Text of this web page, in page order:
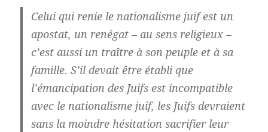
Celui qui renie le nationalisme juif est un
apostat, un renégat – au sens religieux –
c’est aussi un traître à son peuple et à sa
famille. S’il devait être établi que
l’émancipation des Juifs est incompatible
avec le nationalisme juif, les Juifs devraient
sans la moindre hésitation sacrifier leur